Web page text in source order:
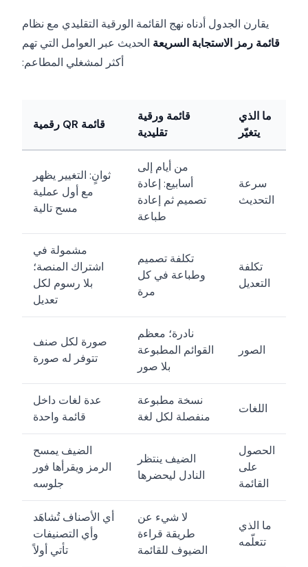
يقارن الجدول أدناه نهج القائمة الورقية التقليدي مع نظام
قائمة رمز الاستجابة السريعة الحديث عبر العوامل التي تهم
أكثر لمشغلي المطاعم:
قائمة الطعام الورقية مقارنةً بقائمة QR الرقمية، في النقاط التي يسأل عنها أصحاب المطاعم
ما الذي
يتغيّر
قائمة ورقية
تقليدية
قائمة QR رقمية
سرعة
التحديث
من أيام إلى
أسابيع: إعادة
تصميم ثم إعادة
طباعة
ثوانٍ: التغيير يظهر
مع أول عملية
مسح تالية
تكلفة
التعديل
تكلفة تصميم
وطباعة في كل
مرة
مشمولة في
اشتراك المنصة؛
بلا رسوم لكل
تعديل
الصور
نادرة؛ معظم
القوائم المطبوعة
بلا صور
صورة لكل صنف
تتوفر له صورة
اللغات
نسخة مطبوعة
منفصلة لكل لغة
عدة لغات داخل
قائمة واحدة
الحصول
على
القائمة
الضيف ينتظر
النادل ليحضرها
الضيف يمسح
الرمز ويقرأها فور
جلوسه
ما الذي
تتعلّمه
لا شيء عن
طريقة قراءة
الضيوف للقائمة
أي الأصناف تُشاهَد
وأي التصنيفات
تأتي أولاً